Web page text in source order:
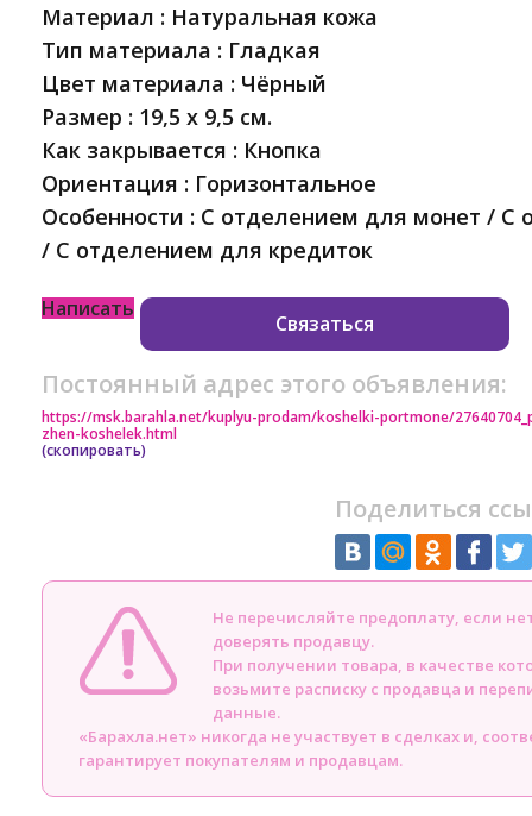
Материал : Натуральная кожа
Тип материала : Гладкая
Цвет материала : Чёрный
Размер : 19,5 x 9,5 см.
Как закрывается : Кнопка
Ориентация : Горизонтальное
Особенности : С отделением для монет / С
/ С отделением для кредиток
Написать
Связаться
Постоянный адрес этого объявления:
https://msk.barahla.net/kuplyu-prodam/koshelki-portmone/
zhen-koshelek.html
(скопировать)
Поделиться
Не перечисляйте предоплату, если
доверять продавцу.
При получении товара, в качестве
возьмите расписку с продавца и
данные.
«Барахла.нет» никогда не участвует в сделках и,
гарантирует покупателям и продавцам.